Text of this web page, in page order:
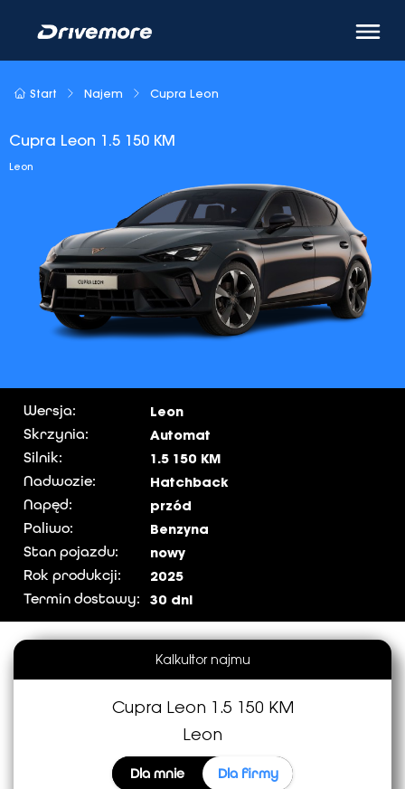
Start Najem Cupra Leon
Cupra Leon 1.5 150 KM
Leon
Wersja: Leon
Skrzynia: Automat
Silnik: 1.5 150 KM
Nadwozie: Hatchback
Napęd: przód
Paliwo: Benzyna
Stan pojazdu: nowy
Rok produkcji: 2025
Termin dostawy: 30 dni
Formularz kontaktowy
Cupra Leon 1.5 150 KM
Leon
Kalkultor najmu
Cupra Leon 1.5 150 KM
Leon
Dla mnie Dla firmy